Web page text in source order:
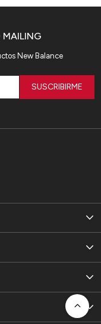
MAILING
New Balance
SUSCRIBIRME